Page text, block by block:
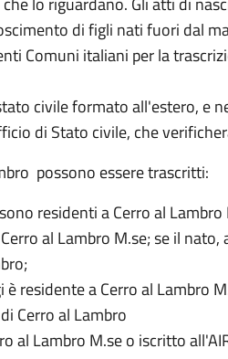
di figli nati fuori dal
Comuni italiani per la
civile formato all'estero, e
di Stato civile, che
possono essere trascritti:
residenti a Cerro al
al Lambro M.se; se il
residente a Cerro al Lambro
il Comune di
al Lambro M.se o iscritto